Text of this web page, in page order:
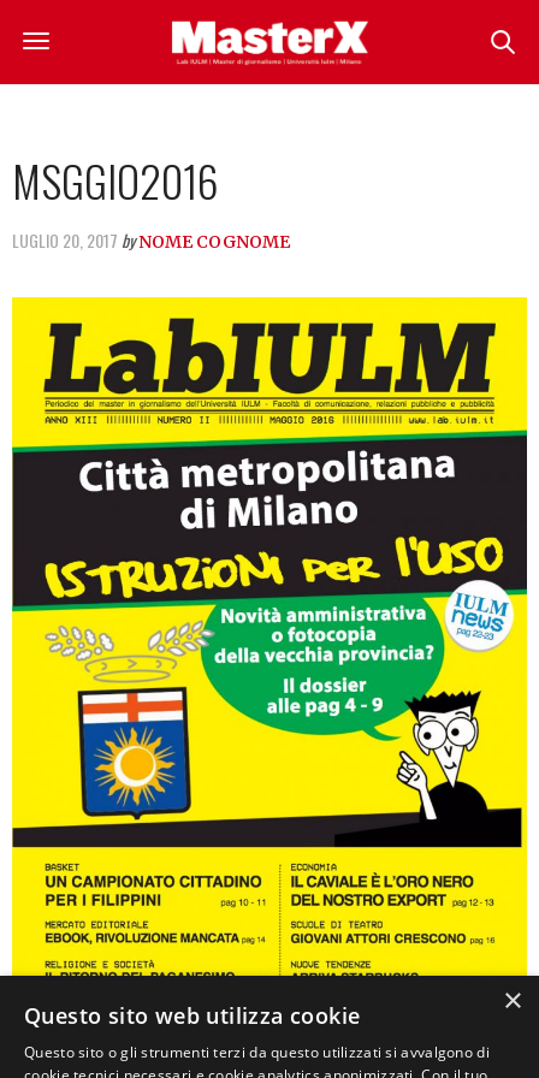
MSGGIO2016
LUGLIO 20, 2017 byNOME COGNOME
0
×
Questo sito web utilizza cookie
Questo sito o gli strumenti terzi da questo utilizzati si avvalgono di